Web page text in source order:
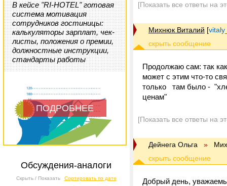
В кейсе "RI-HOTEL" готовая
система мотивация
сотрудников гостиницы:
калькуляторы зарплат, чек-
листы, положения о премии,
должностные инструкции,
стандарты работы
ПОДРОБНЕЕ
Обсуждения-аналоги
Скрыть / Показать Сортировать по дате
[Показать все ответы на
Михнюк Виталий [
Продолжаю сам: так
может с этим что-то
только там было -
ценам"
[Показать все ответы на
Дейнега Ольга »
Добрый день,